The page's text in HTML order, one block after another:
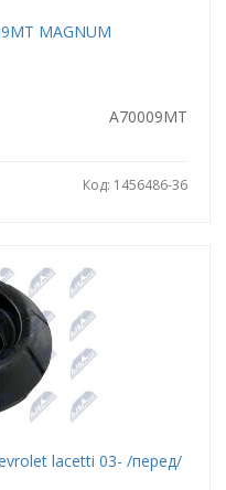
MAGNUM
A70009MT
Код: 1456486-36
lacetti 03- /перед/